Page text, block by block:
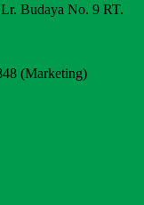
Budaya No. 9 RT.
(Marketing)